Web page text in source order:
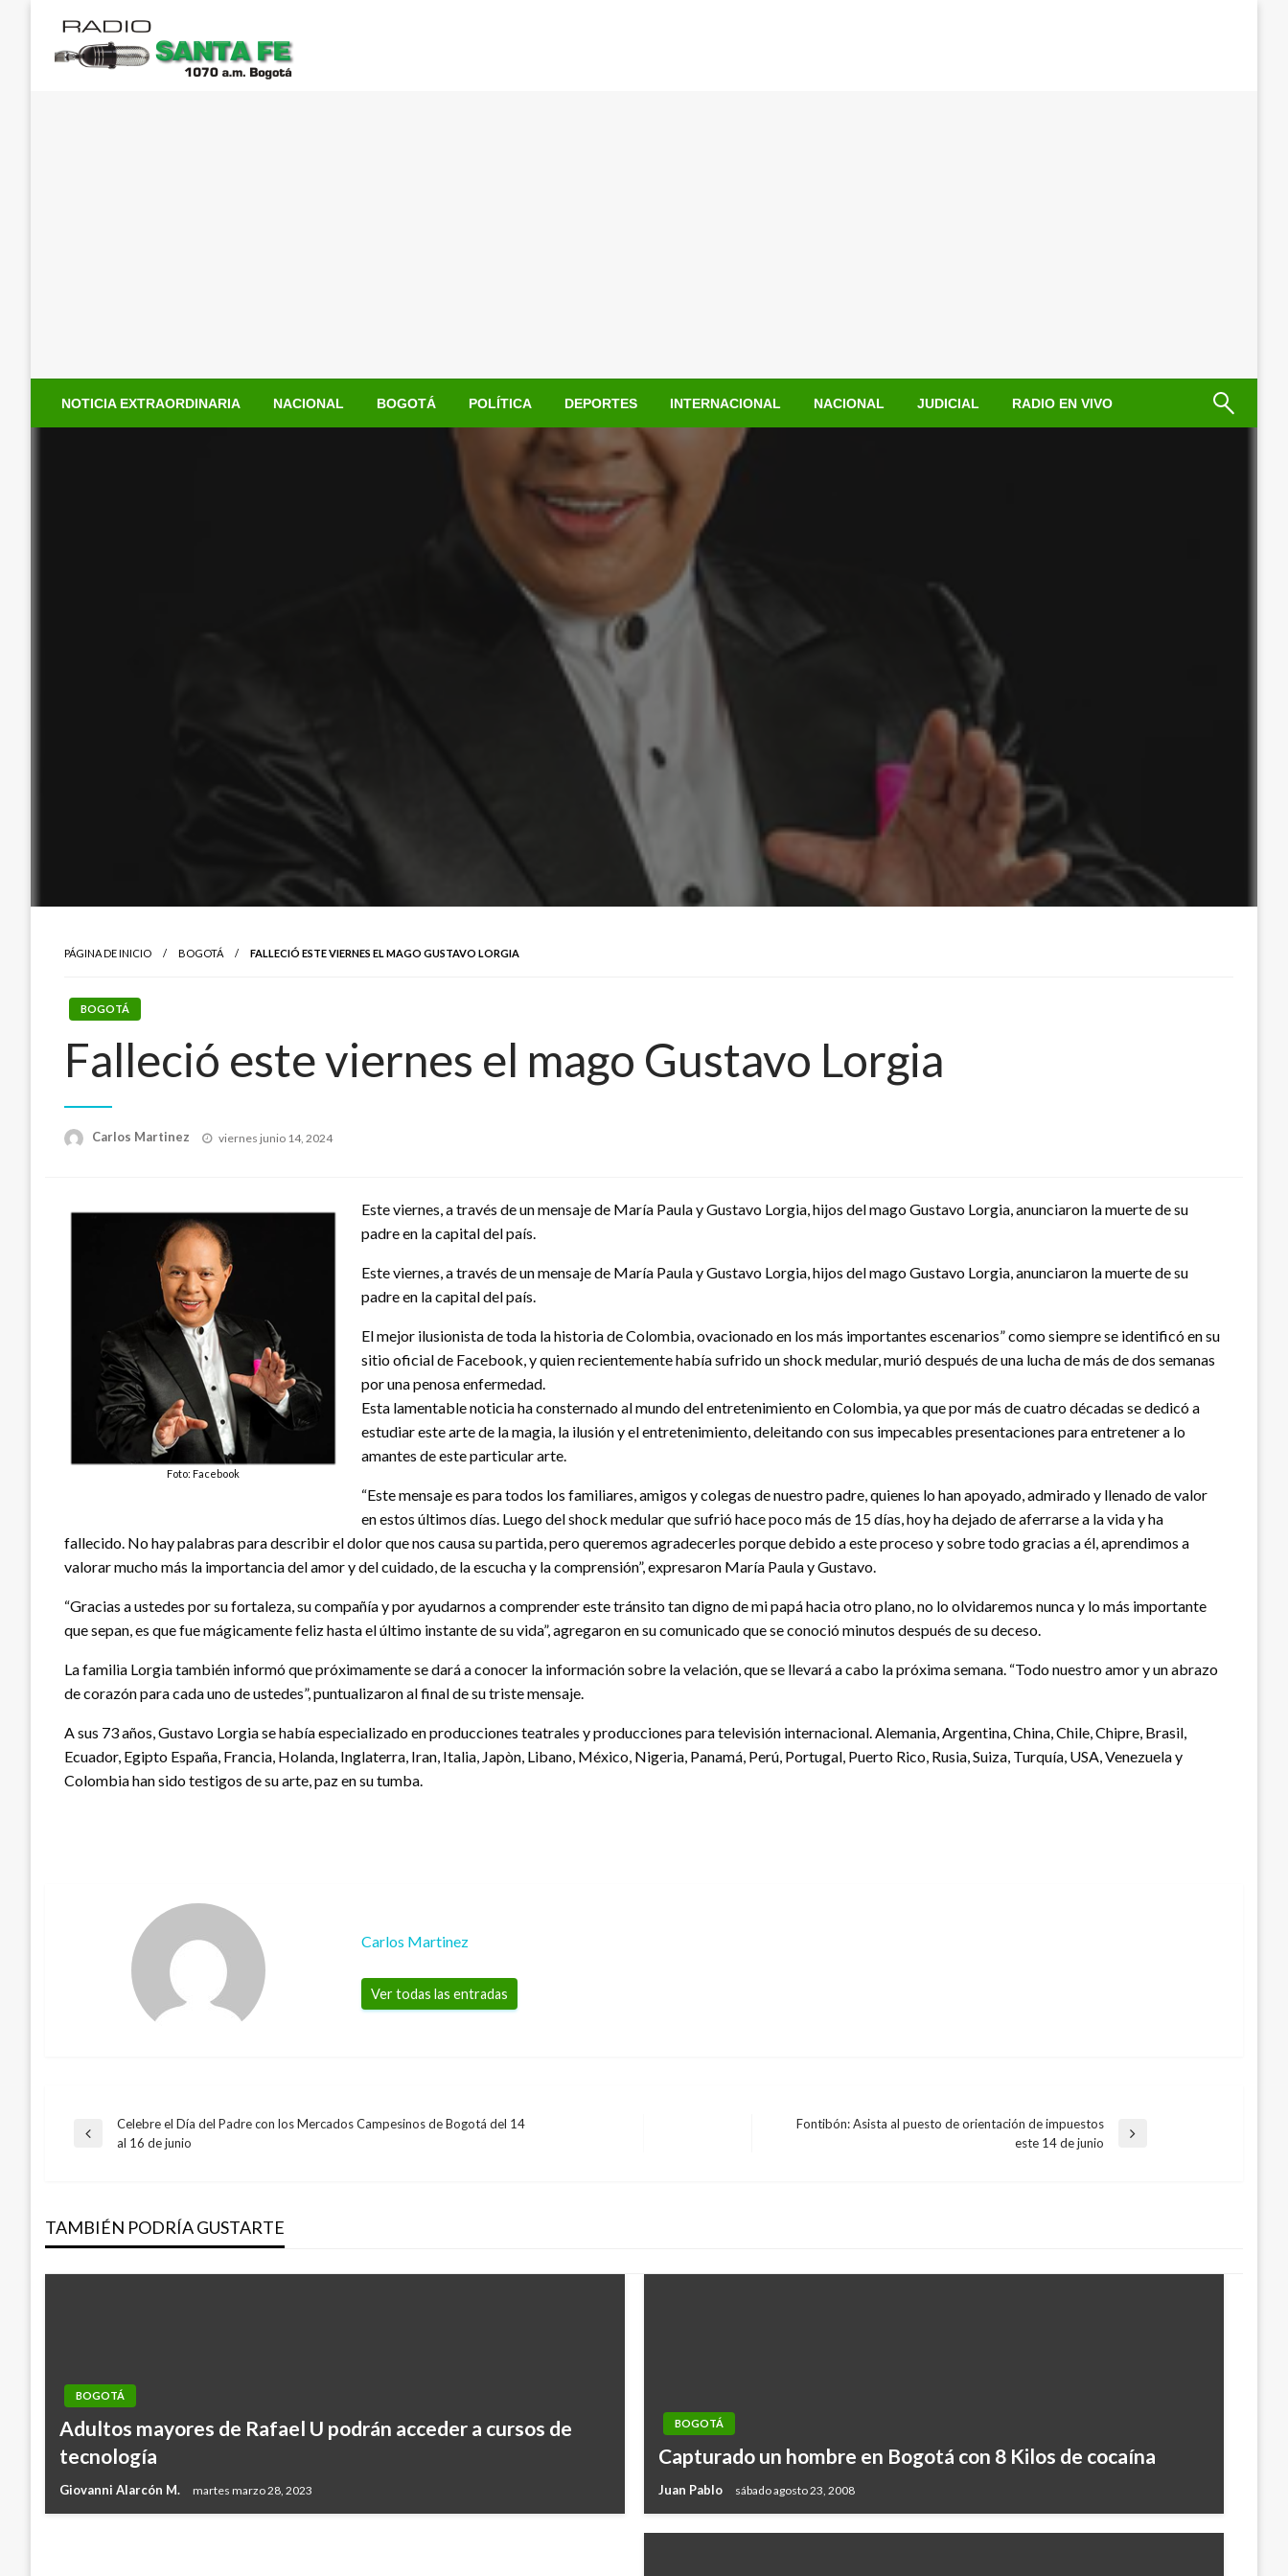
contenido
NOTICIA EXTRAORDINARIA NACIONAL BOGOTÁ POLÍTICA DEPORTES INTERNACIONAL NACIONAL JUDICIAL RADIO EN VIVO
PÁGINA DE INICIO BOGOTÁ FALLECIÓ ESTE VIERNES EL MAGO GUSTAVO LORGIA
BOGOTÁ
Falleció este viernes el mago Gustavo Lorgia
Carlos Martinez
Publicado
viernes junio 14, 2024
Foto: Facebook
Este viernes, a través de un mensaje de María Paula y Gustavo Lorgia, hijos del mago Gustavo Lorgia, anunciaron la muerte de su
padre en la capital del país.
Este viernes, a través de un mensaje de María Paula y Gustavo Lorgia, hijos del mago Gustavo Lorgia, anunciaron la muerte de su
padre en la capital del país.
El mejor ilusionista de toda la historia de Colombia, ovacionado en los más importantes escenarios” como siempre se identificó en su
sitio oficial de Facebook, y quien recientemente había sufrido un shock medular, murió después de una lucha de más de dos semanas
por una penosa enfermedad.
Esta lamentable noticia ha consternado al mundo del entretenimiento en Colombia, ya que por más de cuatro décadas se dedicó a
estudiar este arte de la magia, la ilusión y el entretenimiento, deleitando con sus impecables presentaciones para entretener a lo
amantes de este particular arte.
“Este mensaje es para todos los familiares, amigos y colegas de nuestro padre, quienes lo han apoyado, admirado y llenado de valor
en estos últimos días. Luego del shock medular que sufrió hace poco más de 15 días, hoy ha dejado de aferrarse a la vida y ha
fallecido. No hay palabras para describir el dolor que nos causa su partida, pero queremos agradecerles porque debido a este proceso y sobre todo gracias a él, aprendimos a
valorar mucho más la importancia del amor y del cuidado, de la escucha y la comprensión”, expresaron María Paula y Gustavo.
“Gracias a ustedes por su fortaleza, su compañía y por ayudarnos a comprender este tránsito tan digno de mi papá hacia otro plano, no lo olvidaremos nunca y lo más importante
que sepan, es que fue mágicamente feliz hasta el último instante de su vida”, agregaron en su comunicado que se conoció minutos después de su deceso.
La familia Lorgia también informó que próximamente se dará a conocer la información sobre la velación, que se llevará a cabo la próxima semana. “Todo nuestro amor y un abrazo
de corazón para cada uno de ustedes”, puntualizaron al final de su triste mensaje.
A sus 73 años, Gustavo Lorgia se había especializado en producciones teatrales y producciones para televisión internacional. Alemania, Argentina, China, Chile, Chipre, Brasil,
Ecuador, Egipto España, Francia, Holanda, Inglaterra, Iran, Italia, Japòn, Libano, México, Nigeria, Panamá, Perú, Portugal, Puerto Rico, Rusia, Suiza, Turquía, USA, Venezuela y
Colombia han sido testigos de su arte, paz en su tumba.
Carlos Martinez
Ver todas las entradas
Navegación
entradas
Entrada
Celebre el Día del Padre con los Mercados Campesinos de Bogotá del 14
al 16 de junio
Fontibón: Asista al puesto de orientación de impuestos
este 14 de junio
TAMBIÉN PODRÍA GUSTARTE
BOGOTÁ
Adultos mayores de Rafael U podrán acceder a cursos de
tecnología
Giovanni Alarcón M. martes marzo 28, 2023
BOGOTÁ
Capturado un hombre en Bogotá con 8 Kilos de cocaína
Juan Pablo sábado agosto 23, 2008
En libertad presunto líder de distribución de drogas en el